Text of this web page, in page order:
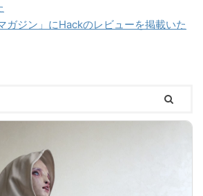
ガジン」にHackのレビューを掲載いた